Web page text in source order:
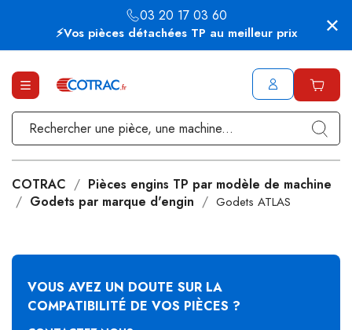
⚡Vos pièces détachées TP au meilleur prix
03 20 17 03 60
COTRAC
Pièces engins TP par modèle de machine
Godets par marque d'engin
Godets ATLAS
VOUS AVEZ UN DOUTE SUR LA
COMPATIBILITÉ DE VOS PIÈCES ?